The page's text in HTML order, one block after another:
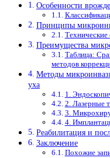
Особенности
Принципы
Преимущества
Таблица:
методов
Методы
уха
1.
2. Лазерные
3.
4.
Реабилитация и
Заключение
Похожие